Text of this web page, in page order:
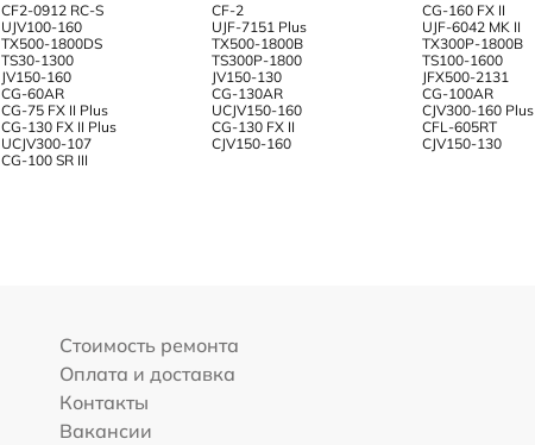
CF2-0912 RC-S CF-2 CG-160 FX II
UJV100-160 UJF-7151 Plus UJF-6042 MK II
TX500-1800DS TX500-1800B TX300P-1800B
TS30-1300 TS300P-1800 TS100-1600
JV150-160 JV150-130 JFX500-2131
CG-60AR CG-130AR CG-100AR
CG-75 FX II Plus UCJV150-160 CJV300-160 Plus
CG-130 FX II Plus CG-130 FX II CFL-605RT
UCJV300-107 CJV150-160 CJV150-130
CG-100 SR III
Стоимость ремонта
Оплата и доставка
Контакты
Вакансии